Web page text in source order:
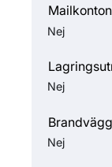
Mailkonton
Nej
Nej
Brandvägg
Nej